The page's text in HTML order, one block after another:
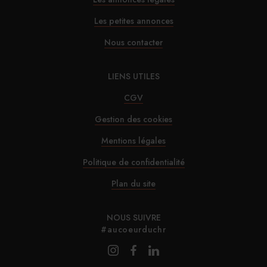
InterContinental Paris Le Grand : Christophe
29/07/2026
29/07/2026
Brown-Forman rejette l’offre de Sazerac
29/07/2026
Les petites annonces
Nous contacter
LIENS UTILES
CGV
Gestion des cookies
Mentions légales
Politique de confidentialité
Plan du site
NOUS SUIVRE
#aucoeurduchr